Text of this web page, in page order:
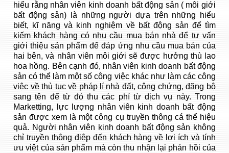
hiểu rằng nhân viên kinh doanh bất động sản ( môi giới
bất động sản) là những người dựa trên những hiểu
biết, kĩ năng và kinh nghiệm về bất động sản để tìm
kiếm khách hàng có nhu cầu mua bán nhà để tư vấn
giới thiệu sản phẩm để đáp ứng nhu cầu mua bán của
hai bên, và nhân viên môi giới sẽ được hưởng thù lao
hoa hồng. Bên cạnh đó, nhân viên kinh doanh bất động
sản có thể làm một số công việc khác như làm các công
việc về thủ tục về pháp lí nhà đất, công chứng, đăng bộ
sang tên để từ đó thu các phí từ dịch vụ này. Trong
Marketting, lực lượng nhân viên kinh doanh bất động
sản được xem là một công cụ truyền thông cá thể hiệu
quả. Người nhân viên kinh doanh bất động sản không
chỉ truyền thông điệp đến khách hàng về lợi ích và tính
ưu việt của sản phẩm mà còn thu nhận lại phản hồi của